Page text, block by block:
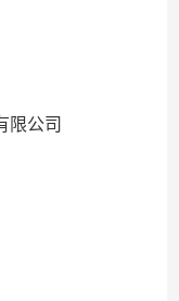
限公司